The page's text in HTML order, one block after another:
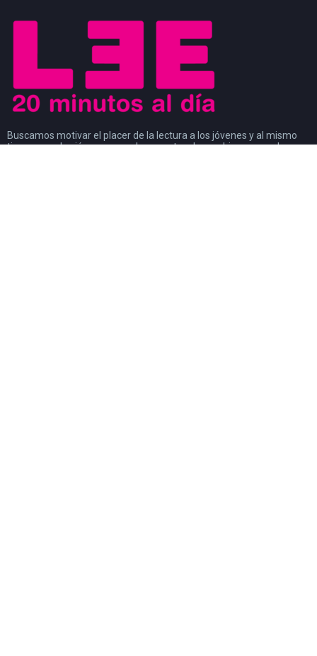
Buscamos motivar el placer de la lectura a los jóvenes y al mismo
tiempo que los jóvenes sean los agentes de cambio que ayuden a